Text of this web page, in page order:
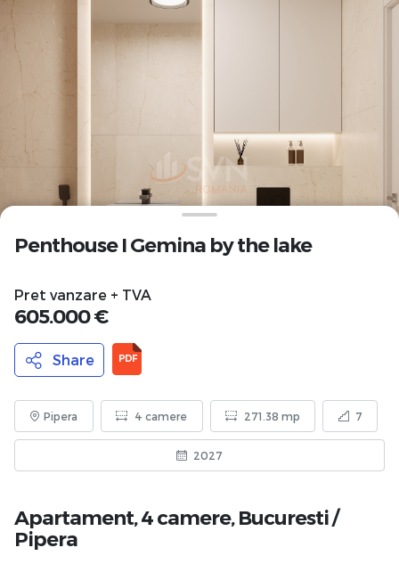
Penthouse I Gemina by the lake
Pret vanzare + TVA
605.000 €
Share PDF
Pipera 4 camere 271.38 mp 7
2027
Apartament, 4 camere,Bucuresti/
Pipera